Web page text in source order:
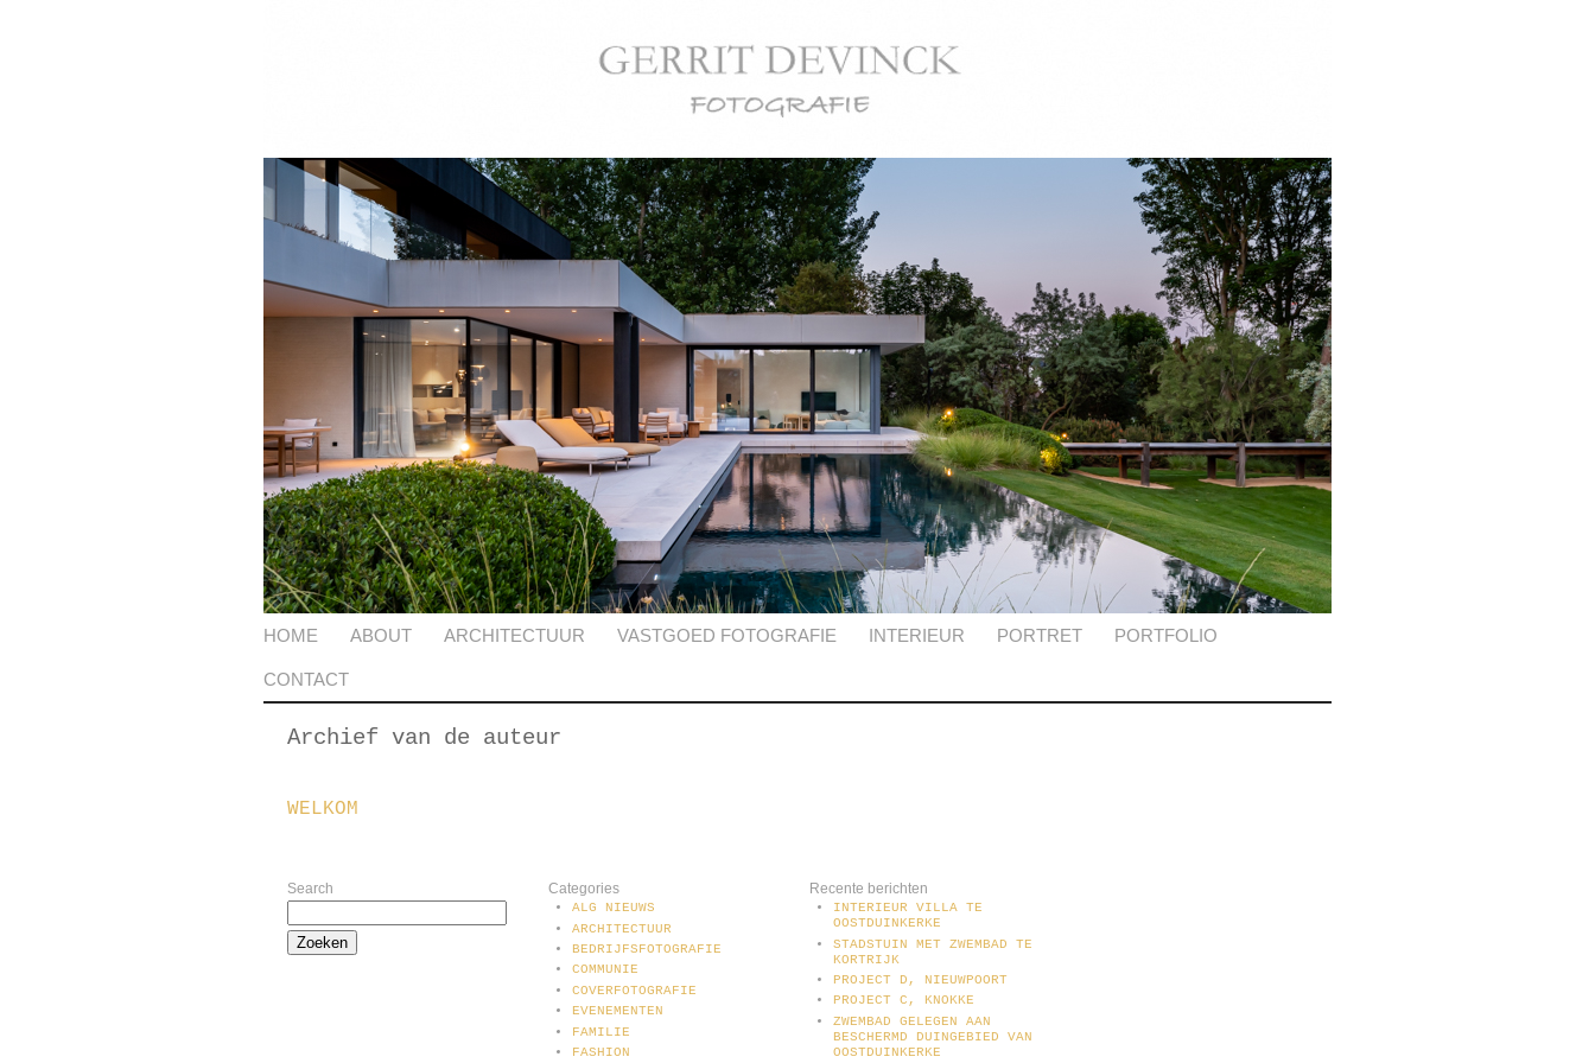
HOME ABOUT ARCHITECTUUR VASTGOED FOTOGRAFIE INTERIEUR PORTRET PORTFOLIO
CONTACT
Archief van de auteur
WELKOM
Search
naar:
Categories
ALG NIEUWS
ARCHITECTUUR
BEDRIJFSFOTOGRAFIE
COMMUNIE
COVERFOTOGRAFIE
EVENEMENTEN
FAMILIE
FASHION
Recente berichten
INTERIEUR VILLA TE
OOSTDUINKERKE
STADSTUIN MET ZWEMBAD TE
KORTRIJK
PROJECT D, NIEUWPOORT
PROJECT C, KNOKKE
ZWEMBAD GELEGEN AAN
BESCHERMD DUINGEBIED VAN
OOSTDUINKERKE